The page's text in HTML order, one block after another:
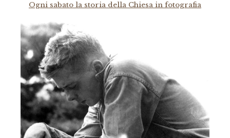
Ogni sabato la storia della Chiesa in fotografia